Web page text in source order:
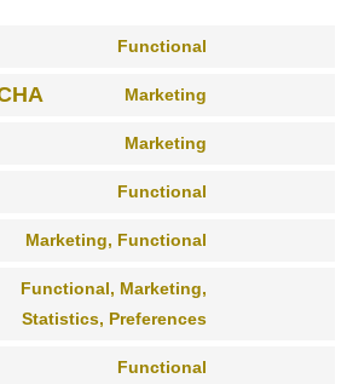
Functional
Marketing
Marketing
Functional
Marketing, Functional
Functional, Marketing,
Statistics, Preferences
Functional